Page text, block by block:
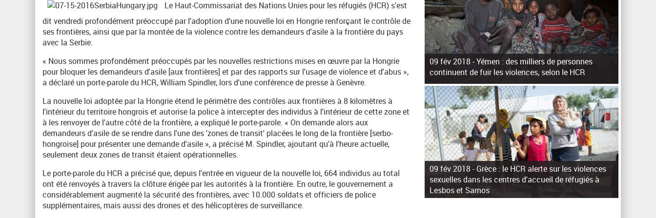
h
e
r
c
h
e
Le Haut-Commissariat des Nations Unies pour les réfugiés (HCR) s'est
dit vendredi profondément préoccupé par l'adoption d'une nouvelle loi en Hongrie renforçant le contrôle de
ses frontières, ainsi que par la montée de la violence contre les demandeurs d'asile à la frontière du pays
avec la Serbie.
« Nous sommes profondément préoccupés par les nouvelles restrictions mises en œuvre par la Hongrie
pour bloquer les demandeurs d'asile [aux frontières] et par des rapports sur l'usage de violence et d'abus »,
a déclaré un porte-parole du HCR, William Spindler, lors d'une conférence de presse à Genèvre.
La nouvelle loi adoptée par la Hongrie étend le périmètre des contrôles aux frontières à 8 kilomètres à
l'intérieur du territoire hongrois et autorise la police à intercepter des individus à l'intérieur de cette zone et
à les renvoyer de l'autre côté de la frontière, a expliqué le porte-parole. « On demande alors aux
demandeurs d'asile de se rendre dans l'une des 'zones de transit' placées le long de la frontière [serbo-
hongroise] pour présenter une demande d'asile », a précisé M. Spindler, ajoutant qu'à l'heure actuelle,
seulement deux zones de transit étaient opérationnelles.
Le porte-parole du HCR a précisé que, depuis l'entrée en vigueur de la nouvelle loi, 664 individus au total
ont été renvoyés à travers la clôture érigée par les autorités à la frontière. En outre, le gouvernement a
considérablement augmenté la sécurité des frontières, avec 10.000 soldats et officiers de police
supplémentaires, mais aussi des drones et des hélicoptères de surveillance.
09 fév 2018 -Yémen : des milliers de personnes
continuent de fuir les violences, selon le HCR
09 fév 2018 -Grèce : le HCR alerte sur les violences
sexuelles dans les centres d'accueil de réfugiés à
Lesbos et Samos